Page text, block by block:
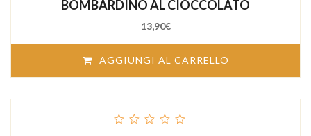
BOMBARDINO AL CIOCCOLATO
13,90€
AGGIUNGI AL CARRELLO